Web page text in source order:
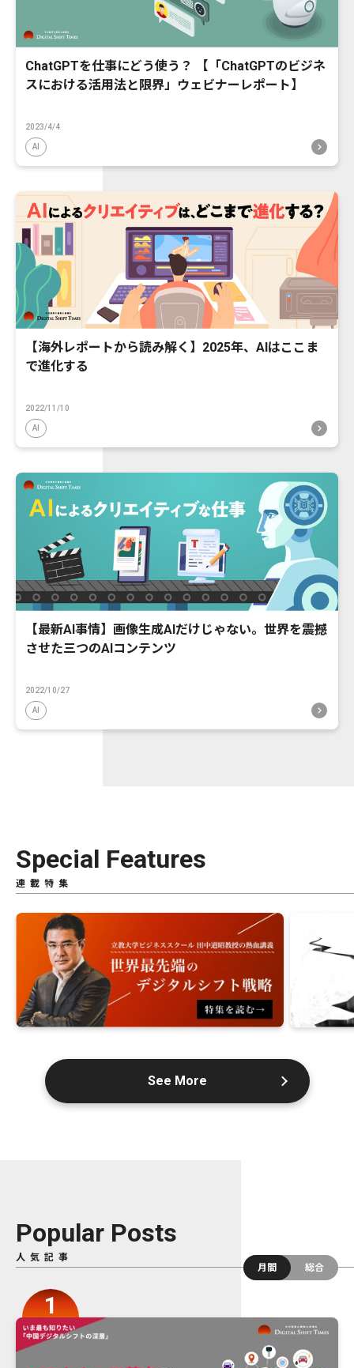
ChatGPTを仕事にどう使う？ 【「ChatGPTのビジネ
スにおける活用法と限界」ウェビナーレポート】
2023/4/4
AI
【海外レポートから読み解く】2025年、AIはここま
で進化する
2022/11/10
AI
【最新AI事情】画像生成AIだけじゃない。世界を震撼
させた三つのAIコンテンツ
2022/10/27
AI
Special Features
連載特集
See More
Popular Posts
人気記事
月間
総合